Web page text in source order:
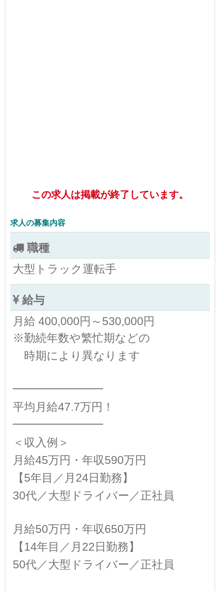
この求人は掲載が終了しています。
求人の募集内容
職種
大型トラック運転手
給与
月給 400,000円～530,000円
※勤続年数や繁忙期などの
時期により異なります
━━━━━━━━
平均月給47.7万円！
━━━━━━━━
＜収入例＞
月給45万円・年収590万円
【5年目／月24日勤務】
30代／大型ドライバー／正社員
月給50万円・年収650万円
【14年目／月22日勤務】
50代／大型ドライバー／正社員